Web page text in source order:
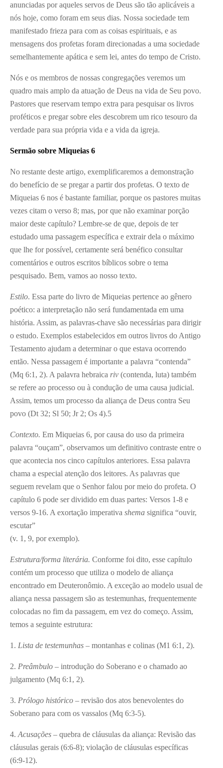
anunciadas por aqueles servos de Deus são tão aplicáveis a
nós hoje, como foram em seus dias. Nossa sociedade tem
manifestado frieza para com as coisas espirituais, e as
mensagens dos profetas foram direcionadas a uma sociedade
semelhantemente apática e sem lei, antes do tempo de Cristo.
Nós e os membros de nossas congregações veremos um
quadro mais amplo da atuação de Deus na vida de Seu povo.
Pastores que reservam tempo extra para pesquisar os livros
proféticos e pregar sobre eles descobrem um rico tesouro da
verdade para sua própria vida e a vida da igreja.
Sermão sobre Miqueias 6
No restante deste artigo, exemplificaremos a demonstração
do benefício de se pregar a partir dos profetas. O texto de
Miqueias 6 nos é bastante familiar, porque os pastores muitas
vezes citam o verso 8; mas, por que não examinar porção
maior deste capítulo? Lembre-se de que, depois de ter
estudado uma passagem específica e extrair dela o máximo
que lhe for possível, certamente será benéfico consultar
comentários e outros escritos bíblicos sobre o tema
pesquisado. Bem, vamos ao nosso texto.
Estilo. Essa parte do livro de Miqueias pertence ao gênero
poético: a interpretação não será fundamentada em uma
história. Assim, as palavras-chave são necessárias para dirigir
o estudo. Exemplos estabelecidos em outros livros do Antigo
Testamento ajudam a determinar o que estava ocorrendo
então. Nessa passagem é importante a palavra “contenda”
(Mq 6:1, 2). A palavra hebraica riv (contenda, luta) também
se refere ao processo ou à condução de uma causa judicial.
Assim, temos um processo da aliança de Deus contra Seu
povo (Dt 32; Sl 50; Jr 2; Os 4).5
Contexto. Em Miqueias 6, por causa do uso da primeira
palavra “ouçam”, observamos um definitivo contraste entre o
que acontecia nos cinco capítulos anteriores. Essa palavra
chama a especial atenção dos leitores. As palavras que
seguem revelam que o Senhor falou por meio do profeta. O
capítulo 6 pode ser dividido em duas partes: Versos 1-8 e
versos 9-16. A exortação imperativa shema significa “ouvir,
escutar”
(v. 1, 9, por exemplo).
Estrutura/forma literária. Conforme foi dito, esse capítulo
contém um processo que utiliza o modelo de aliança
encontrado em Deuteronômio. A exceção ao modelo usual de
aliança nessa passagem são as testemunhas, frequentemente
colocadas no fim da passagem, em vez do começo. Assim,
temos a seguinte estrutura:
1. Lista de testemunhas – montanhas e colinas (M1 6:1, 2).
2. Preâmbulo – introdução do Soberano e o chamado ao
julgamento (Mq 6:1, 2).
3. Prólogo histórico – revisão dos atos benevolentes do
Soberano para com os vassalos (Mq 6:3-5).
4. Acusações – quebra de cláusulas da aliança: Revisão das
cláusulas gerais (6:6-8); violação de cláusulas específicas
(6:9-12).